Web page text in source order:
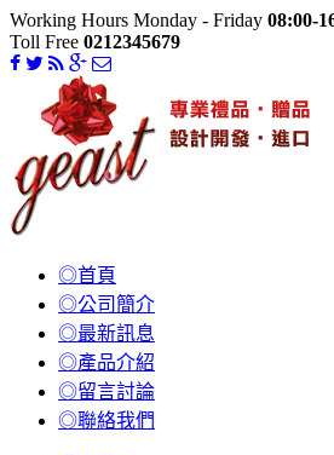
Working Hours Monday - Friday 08:00-
Toll Free 0212345679
◎首頁
◎公司簡介
◎最新訊息
◎產品介紹
◎留言討論
◎聯絡我們